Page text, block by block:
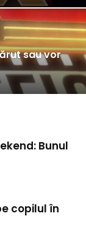
sau vor
Bunul
copilul în